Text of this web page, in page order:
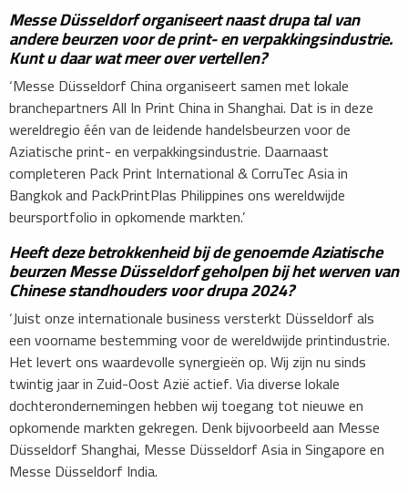
Messe Düsseldorf organiseert naast drupa tal van
andere beurzen voor de print- en verpakkingsindustrie.
Kunt u daar wat meer over vertellen?
‘Messe Düsseldorf China organiseert samen met lokale
branchepartners All In Print China in Shanghai. Dat is in deze
wereldregio één van de leidende handelsbeurzen voor de
Aziatische print- en verpakkingsindustrie. Daarnaast
completeren Pack Print International & CorruTec Asia in
Bangkok and PackPrintPlas Philippines ons wereldwijde
beursportfolio in opkomende markten.’
Heeft deze betrokkenheid bij de genoemde Aziatische
beurzen Messe Düsseldorf geholpen bij het werven van
Chinese standhouders voor drupa 2024?
‘Juist onze internationale business versterkt Düsseldorf als
een voorname bestemming voor de wereldwijde printindustrie.
Het levert ons waardevolle synergieën op. Wij zijn nu sinds
twintig jaar in Zuid-Oost Azië actief. Via diverse lokale
dochterondernemingen hebben wij toegang tot nieuwe en
opkomende markten gekregen. Denk bijvoorbeeld aan Messe
Düsseldorf Shanghai, Messe Düsseldorf Asia in Singapore en
Messe Düsseldorf India.